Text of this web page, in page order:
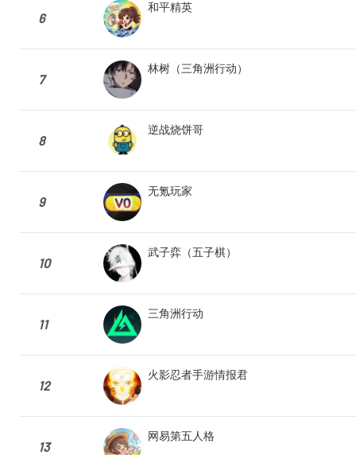
6
和平精英
7
林树（三角洲行动）
8
逆战烧饼哥
9
无氪玩家
10
武子弈（五子棋）
11
三角洲行动
12
火影忍者手游情报君
13
网易第五人格